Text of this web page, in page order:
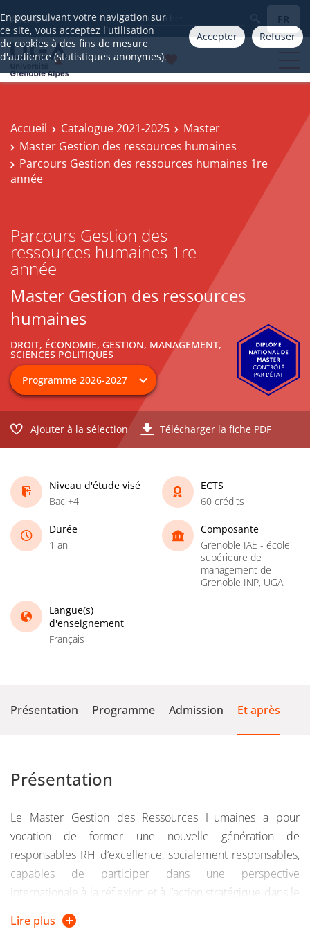
En poursuivant votre navigation sur
ce site, vous acceptez l'utilisation
de cookies à des fins de mesure
d'audience (statistiques anonymes).
Accepter Refuser
Aller à FR
Accueil Catalogue 2021-2025
Master
Master Gestion des ressources humaines
Parcours Gestion des ressources humaines 1re
année
Parcours Gestion des
ressources humaines 1re
année
Master Gestion des ressources
humaines
DROIT, ÉCONOMIE, GESTION, MANAGEMENT,
SCIENCES POLITIQUES
Ajouter à la sélection Télécharger la fiche PDF
Niveau d'étude visé
Bac +4
ECTS
60 crédits
Durée
1 an
Composante
Grenoble IAE - école
supérieure de
management de
Grenoble INP, UGA
Langue(s)
d'enseignement
Français
Présentation Programme Admission Et après
Présentation
Le Master Gestion des Ressources Humaines a pour
vocation de former une nouvelle génération de
responsables RH d’excellence, socialement responsables,
capables de participer dans une perspective
internationale à la réflexion et à l’action stratégique dans le
respect des personnes.
Lire plus